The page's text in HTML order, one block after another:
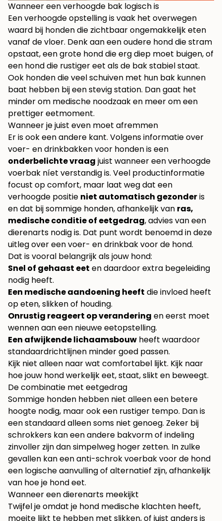
Wanneer een verhoogde bak logisch is
Een verhoogde opstelling is vaak het overwegen
waard bij honden die zichtbaar ongemakkelijk eten
vanaf de vloer. Denk aan een oudere hond die stram
opstaat, een grote hond die erg diep moet buigen, of
een hond die rustiger eet als de bak stabiel staat.
Ook honden die veel schuiven met hun bak kunnen
baat hebben bij een stevig station. Dan gaat het
minder om medische noodzaak en meer om een
prettiger eetmoment.
Wanneer je juist even moet afremmen
Er is ook een andere kant. Volgens informatie over
voer- en drinkbakken voor honden is een
onderbelichte vraag juist wanneer een verhoogde
voerbak níet verstandig is. Veel productinformatie
focust op comfort, maar laat weg dat een
verhoogde positie niet automatisch gezonderis
en dat bij sommige honden, afhankelijk van ras,
medische conditie of eetgedrag, advies van een
dierenarts nodig is. Dat punt wordt benoemd in deze
uitleg over eenvoer- en drinkbak voor de hond.
Dat is vooral belangrijk als jouw hond:
Snel of gehaast eet en daardoor extra begeleiding
nodig heeft.
Een medische aandoening heeft die invloed heeft
op eten, slikken of houding.
Onrustig reageert op verandering en eerst moet
wennen aan een nieuwe eetopstelling.
Een afwijkende lichaamsbouw heeft waardoor
standaardrichtlijnen minder goed passen.
Kijk niet alleen naar wat comfortabel lijkt. Kijk naar
hoe jouw hond werkelijk eet, staat, slikt en beweegt.
De combinatie met eetgedrag
Sommige honden hebben niet alleen een betere
hoogte nodig, maar ook een rustiger tempo. Dan is
een standaard alleen soms niet genoeg. Zeker bij
schrokkers kan een andere bakvorm of indeling
zinvoller zijn dan simpelweg hoger zetten. In zulke
gevallen kan eenanti-schrok voerbak voor de hond
een logische aanvulling of alternatief zijn, afhankelijk
van hoe je hond eet.
Wanneer een dierenarts meekijkt
Twijfel je omdat je hond medische klachten heeft,
moeite lijkt te hebben met slikken, of juist anders is